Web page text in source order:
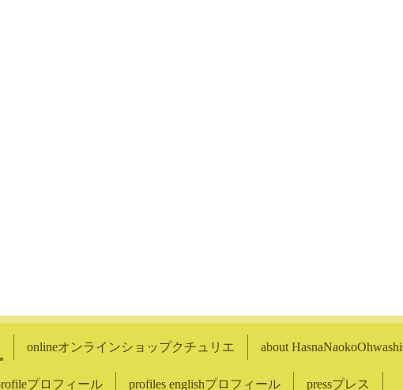
onlineオンラインショップクチュリエ about
プロフィール profiles englishプロフィール pressプレス